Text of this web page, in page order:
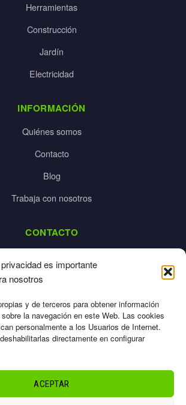
es importante
nosotros
y de terceros para obtener información
la navegación en este Web. Las cookies
personalmente a los Usuarios de Internet.
directamente en configurar
ACEPTAR
Herramientas
Construcción
Jardín
Electricidad
INFORMACIÓN
Quiénes somos
Contacto
Blog
Trabaja con nosotros
CONTACTO
925 532 213
Cookies
Términos